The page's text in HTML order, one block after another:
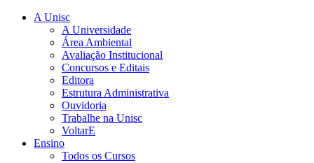
A Unisc
A Universidade
Área Ambiental
Avaliação Institucional
Concursos e Editais
Editora
Estrutura Administrativa
Ouvidoria
Trabalhe na Unisc
VoltarE
Ensino
Todos os Cursos